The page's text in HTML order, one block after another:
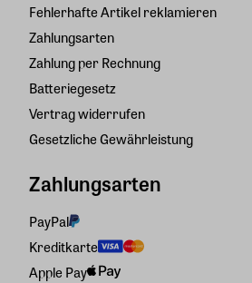
Fehlerhafte Artikel reklamieren
Zahlungsarten
Zahlung per Rechnung
Batteriegesetz
Vertrag widerrufen
Gesetzliche Gewährleistung
Zahlungsarten
PayPal
Kreditkarte
Apple Pay